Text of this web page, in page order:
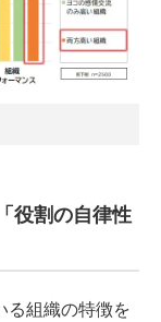
役割の自律性
組織の特徴を